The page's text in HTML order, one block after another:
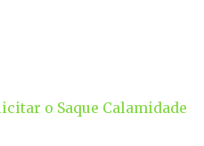
o Saque Calamidade